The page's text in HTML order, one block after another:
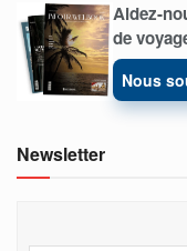
Aidez-
de
Nous
Newsletter